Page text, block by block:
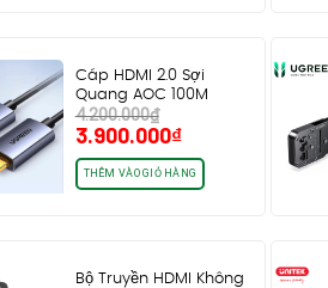
Cáp HDMI 2.0 Sợi
Quang AOC 100M
Ugreen 45512 HD178…
4.200.000₫
Giá
gốc
là:
4.200.000₫.
3.900.000₫Giá
hiện
tại
là:
THÊM VÀO GIỎ HÀNG
Bộ Truyền HDMI Không